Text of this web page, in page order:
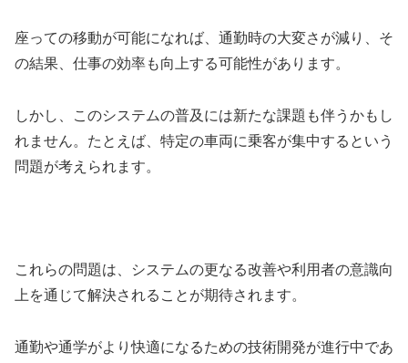
座っての移動が可能になれば、通勤時の大変さが減り、そ
の結果、仕事の効率も向上する可能性があります。
しかし、このシステムの普及には新たな課題も伴うかもし
れません。たとえば、特定の車両に乗客が集中するという
問題が考えられます。
これらの問題は、システムの更なる改善や利用者の意識向
上を通じて解決されることが期待されます。
通勤や通学がより快適になるための技術開発が進行中であ